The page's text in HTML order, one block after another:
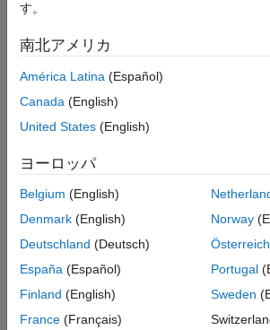
す。
南北アメリカ
América Latina (Español)
Canada (English)
United States (English)
ヨーロッパ
Belgium (English)
Denmark (English)
Deutschland (Deutsch)
España (Español)
Finland (English)
France (Français)
Norway
Österreich
Portugal
Sweden
トラストセンター
プライバシー
違法コピー防止
アプリケーション ステ
© 1994-2026 The MathWorks, Inc.